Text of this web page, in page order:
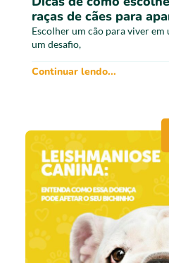
raças de cães para
Escolher um cão para viver
um desafio,
Continuar lendo...